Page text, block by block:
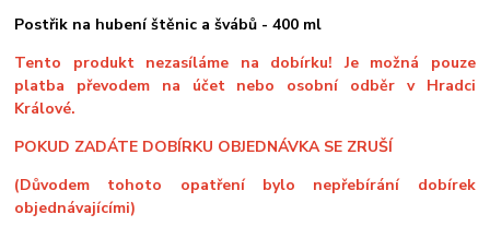
Postřik na hubení štěnic a švábů - 400 ml
Tento produkt nezasíláme na dobírku! Je možná pouze
platba převodem na účet nebo osobní odběr v Hradci
Králové.
POKUD ZADÁTE DOBÍRKU OBJEDNÁVKA SE ZRUŠÍ
(Důvodem tohoto opatření bylo nepřebírání dobírek
objednávajícími)